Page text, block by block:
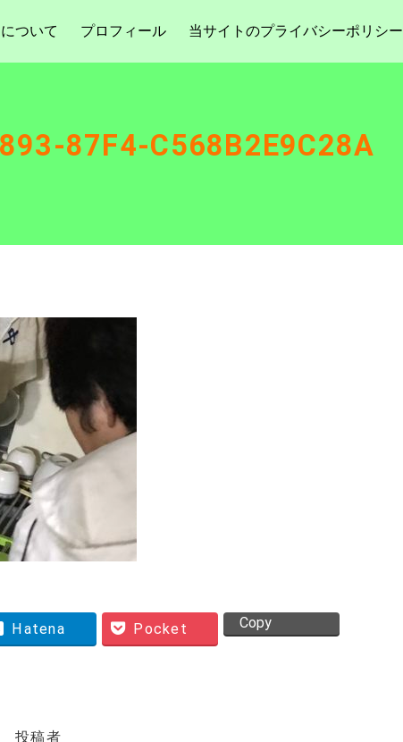
ついて プロフィール 当サイトのプライバシーポリシー
87F4-C568B2E9C28A
Hatena Pocket Copy
投稿者